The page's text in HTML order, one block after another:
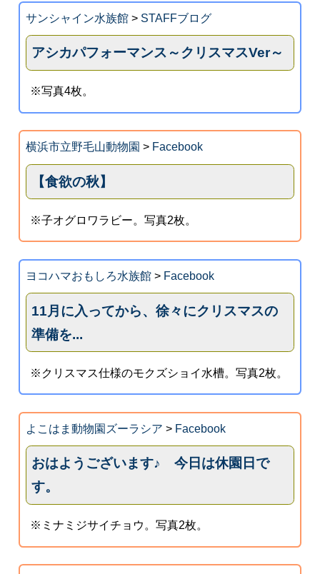
サンシャイン水族館> STAFFブログ
アシカパフォーマンス～クリスマスVer～
※写真4枚。
横浜市立野毛山動物園 > Facebook
【食欲の秋】
※子オグロワラビー。写真2枚。
ヨコハマおもしろ水族館> Facebook
11月に入ってから、徐々にクリスマスの
準備を...
※クリスマス仕様のモクズショイ水槽。写真2枚。
よこはま動物園ズーラシア > Facebook
おはようございます♪ 今日は休園日で
す。
※ミナミジサイチョウ。写真2枚。